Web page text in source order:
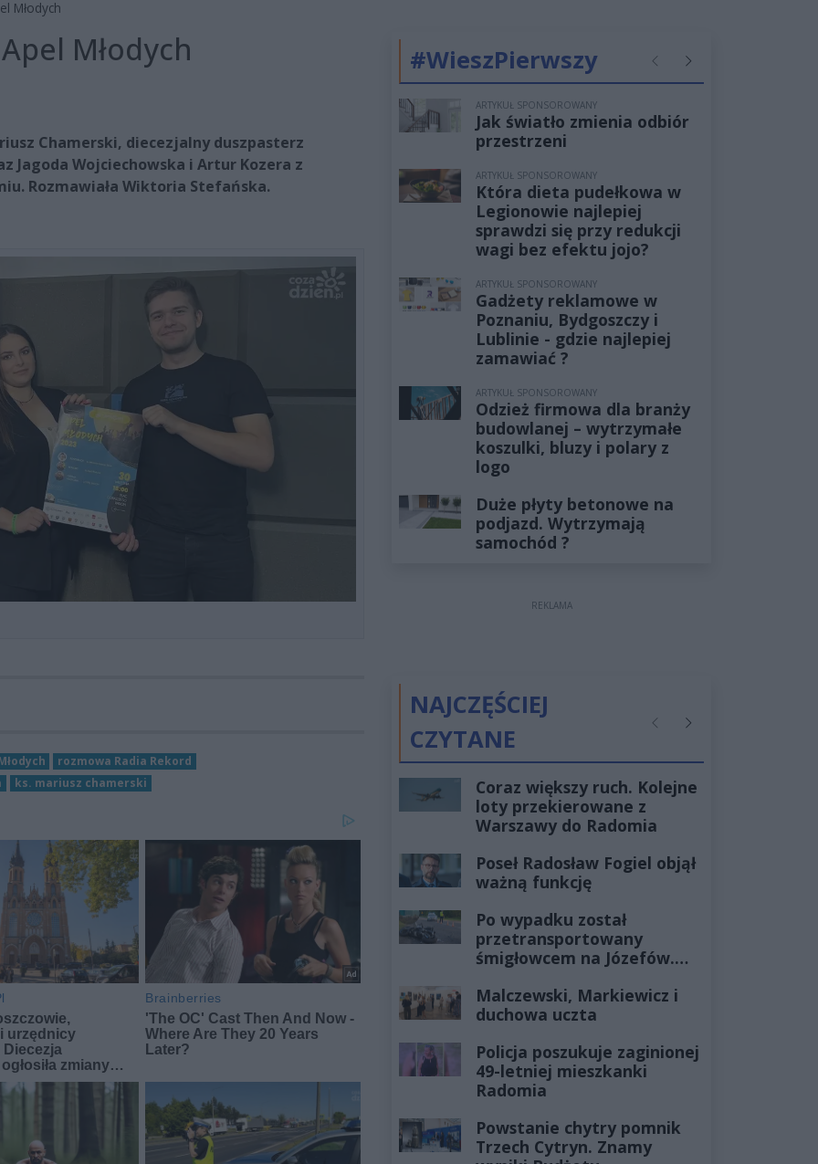
Młodych
Młodych
Chamerski, diecezjalny duszpasterz
Jagoda Wojciechowska i Artur Kozera z
Rozmawiała Wiktoria Stefańska.
rozmowa Radia Rekord
ks. mariusz chamerski
#WieszPierwszy PoprzednieNastępne
ARTYKUŁ SPONSOROWANY
Jak światło zmienia odbiór
przestrzeni
ARTYKUŁ SPONSOROWANY
Która dieta pudełkowa w
Legionowie najlepiej
sprawdzi się przy redukcji
wagi bez efektu jojo?
ARTYKUŁ SPONSOROWANY
Gadżety reklamowe w
Poznaniu, Bydgoszczy i
Lublinie - gdzie najlepiej
zamawiać ?
ARTYKUŁ SPONSOROWANY
Odzież firmowa dla branży
budowlanej – wytrzymałe
koszulki, bluzy i polary z
logo
Duże płyty betonowe na
podjazd. Wytrzymają
samochód ?
REKLAMA
NAJCZĘŚCIEJ
CZYTANE
PoprzednieNastępne
Coraz większy ruch. Kolejne
loty przekierowane z
Warszawy do Radomia
Poseł Radosław Fogiel objął
ważną funkcję
Po wypadku został
przetransportowany
śmigłowcem na Józefów.
żyłach
Malczewski, Markiewicz i
duchowa uczta
Policja poszukuje zaginionej
49-letniej mieszkanki
Radomia
Powstanie chytry pomnik
Trzech Cytryn. Znamy